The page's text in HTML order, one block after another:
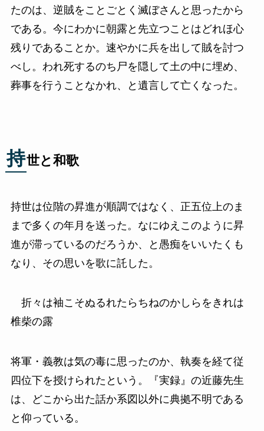
たのは、逆賊をことごとく滅ぼさんと思ったから
である。今にわかに朝露と先立つことはどれほ心
残りであることか。速やかに兵を出して賊を討つ
べし。われ死するのち尸を隠して土の中に埋め、
葬事を行うことなかれ、と遺言して亡くなった。
持世と和歌
持世は位階の昇進が順調ではなく、正五位上のま
まで多くの年月を送った。なにゆえこのように昇
進が滞っているのだろうか、と愚痴をいいたくも
なり、その思いを歌に託した。
折々は袖こそぬるれたらちねのかしらをきれは
椎柴の露
将軍・義教は気の毒に思ったのか、執奏を経て従
四位下を授けられたという。『実録』の近藤先生
は、どこから出た話か系図以外に典拠不明である
と仰っている。